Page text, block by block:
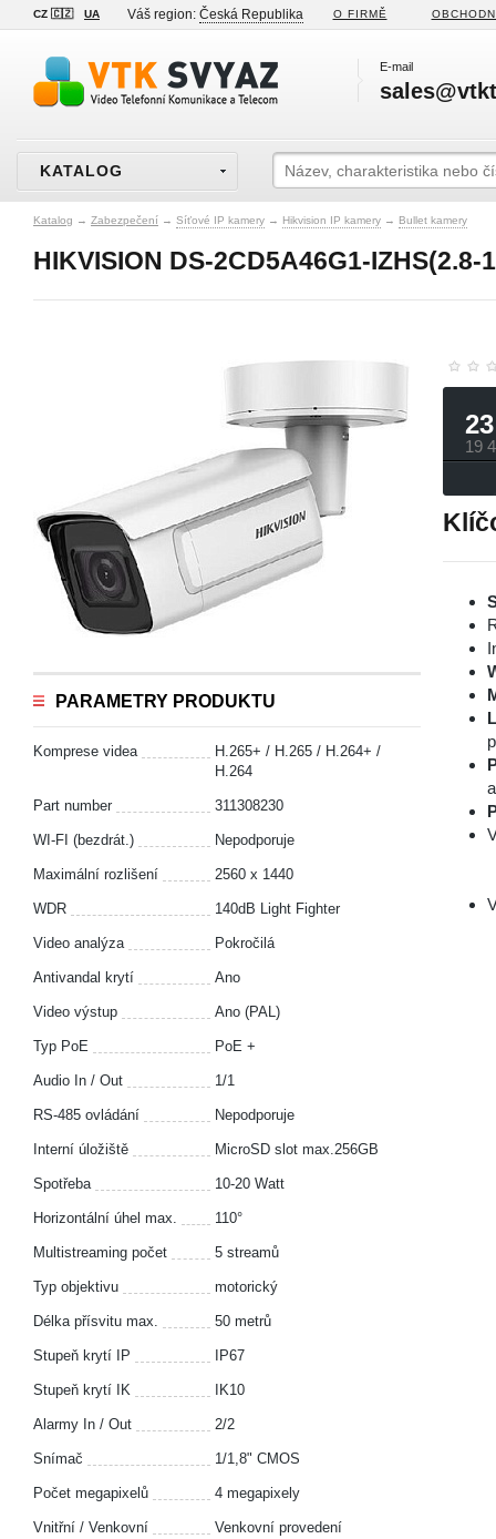
CZ 🇨🇿 UA Váš region: Česká Republika O FIRMĚ
E-mail
KATALOG
Katalog → Zabezpečení → Síťové IP kamery → Hikvision IP kamery → Bullet kamery
HIKVISION DS-2CD5A46G1-IZHS(2.8-
PARAMETRY PRODUKTU
Komprese videa
H.265+ / H.265 / H.264+ /
H.264
Part number 311308230
WI-FI (bezdrát.) Nepodporuje
Maximální rozlišení 2560 x 1440
WDR 140dB Light Fighter
Video analýza Pokročilá
Antivandal krytí Ano
Video výstup Ano (PAL)
Typ PoE PoE +
Audio In / Out 1/1
RS-485 ovládání Nepodporuje
Interní úložiště MicroSD slot max.256GB
Spotřeba 10-20 Watt
Horizontální úhel max. 110°
Multistreaming počet 5 streamů
Typ objektivu motorický
Délka přísvitu max. 50 metrů
Stupeň krytí IP IP67
Stupeň krytí IK IK10
Alarmy In / Out 2/2
Snímač 1/1,8" CMOS
Počet megapixelů 4 megapixely
Vnitřní / Venkovní Venkovní provedení
19